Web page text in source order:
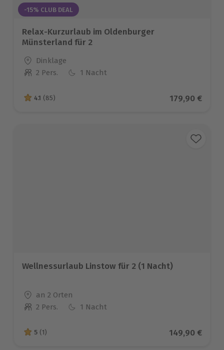
-15% CLUB DEAL
Relax-Kurzurlaub im Oldenburger
Münsterland für 2
Standort
Dinklage
Anzahl der Teilnehmer
2 Pers. 1 Nacht
4.1 von 5 Sternen basierend auf 85 Bewertungen
4.1 (85) Aktueller
179,90 €
Wellnessurlaub Linstow für 2 (1 Nacht)
Standort
an 2 Orten
Anzahl der Teilnehmer
2 Pers. 1 Nacht
5 von 5 Sternen basierend auf 1 Bewertungen
5 (1) Aktueller
149,90 €